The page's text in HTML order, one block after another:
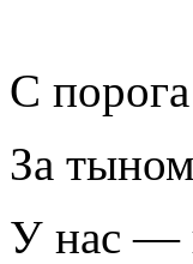
С
За
У нас —